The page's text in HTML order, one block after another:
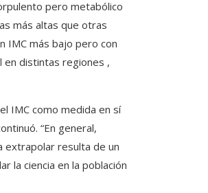
pero metabólico
más altas que otras
IMC más bajo pero con
en distintas regiones ,
IMC como medida en sí
“En general,
extrapolar resulta de un
la ciencia en la población